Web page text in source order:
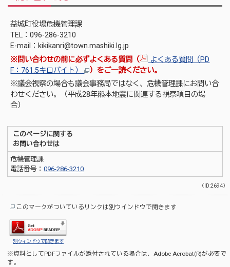
益城町役場危機管理課
TEL：096-286-3210
E-mail：kikikanri@town.mashiki.lg.jp
※問い合わせの前に必ずよくある質問（
よくある質問（PD
F：761.5キロバイト）
） をご一読ください。
※議会視察の場合も議会事務局ではなく、危機管理課にお問い合
わせください。（平成28年熊本地震に関連する視察項目の場
合）
このページに関する
お問い合わせは
危機管理課
電話番号：096-286-3210
（ID:2694）
このマークがついているリンクは別ウインドウで開きます
別ウィンドウで開きます
※資料としてPDFファイルが添付されている場合は、Adobe Acrobat(R)が必要で
す。